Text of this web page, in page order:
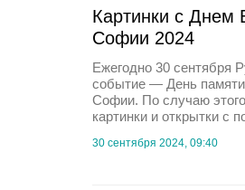
Картинки с
Софии 2024
Ежегодно 30 сентября
событие — День
Софии. По случаю этого
картинки и открытки с
30 сентября 2024, 09:40